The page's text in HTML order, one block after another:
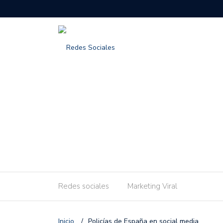
Redes sociales Marketing Viral